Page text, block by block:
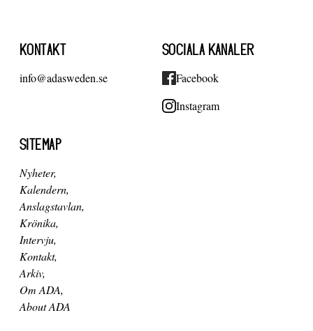
KONTAKT
info@adasweden.se
SOCIALA KANALER
Facebook
Instagram
SITEMAP
Nyheter
Kalendern
Anslagstavlan
Krönika
Intervju
Kontakt
Arkiv
Om ADA
About ADA